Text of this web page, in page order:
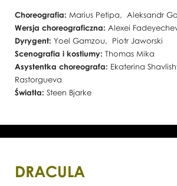
Choreografia: Marius Petipa, Aleksandr
Wersja choreograficzna: Alexei
Dyrygent:Yoel Gamzou, Piotr Jaworski
Scenografia i kostiumy:Thomas Mika
Asystentka choreografa: Ekaterina
Rastorgueva
Światła:Steen Bjarke
DRACULA